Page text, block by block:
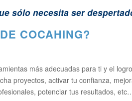
sólo necesita ser
COCAHING?
más adecuadas para ti y el
proyectos, activar tu confianza,
potenciar tus resultados,